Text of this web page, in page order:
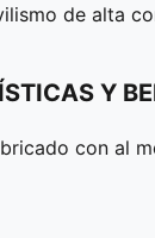
de alta
Y
con al